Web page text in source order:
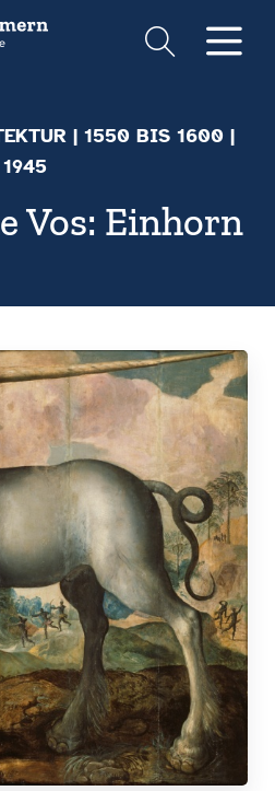
Suche
| 1550 BIS 1600 |
Vos: Einhorn